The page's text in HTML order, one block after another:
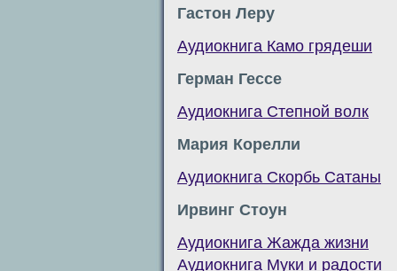
Гастон Леру
Аудиокнига Камо грядеши
Герман Гессе
Аудиокнига Степной волк
Мария Корелли
Аудиокнига Скорбь Сатаны
Ирвинг Стоун
Аудиокнига Жажда жизни
Аудиокнига Муки и радости